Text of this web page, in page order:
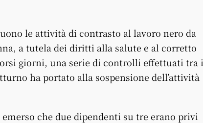
le attività di contrasto al lavoro nero da
a tutela dei diritti alla salute e al corretto
giorni, una serie di controlli effettuati tra i
ha portato alla sospensione dell’attività
che due dipendenti su tre erano privi